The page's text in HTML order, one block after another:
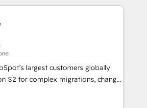
CRM programmes and
every HubSpot Hub. 🧭 From
to AI-powered automation,
into clarity, human at global
it is proof of trust built through
largest customers globally
S2 for complex migrations, change
integration, and creative
measurable impact and